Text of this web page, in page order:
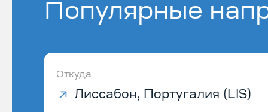
Популярные
Откуда
Лиссабон, Португалия (LIS)